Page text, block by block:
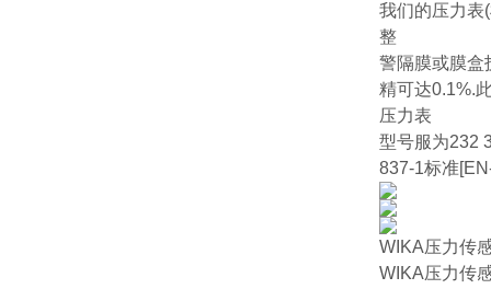
我们的压力表
整
警隔膜或膜盒
精可达0.1%.
压力表
型号服为232
837-1标准
WIKA压力传
WIKA压力传